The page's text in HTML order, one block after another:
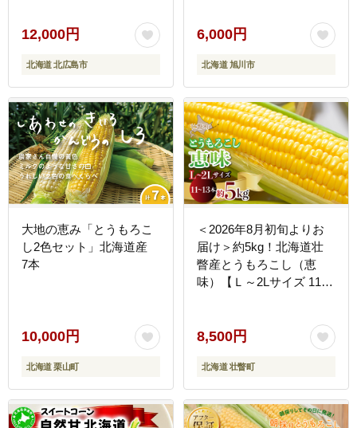
12,000円
北海道 北広島市
北海道産 糖度 生 野菜 ス
イートコーン 産地直送 バ
ーベキュー BBQ コーン
旬 お取り寄せ 旭川市 北
海道 】_05229
6,000円
北海道 旭川市
大地の恵み「とうもろこ
し2色セット」北海道産
7本
10,000円
北海道 栗山町
＜2026年8月初旬よりお
届け＞約5kg！北海道壮
瞥産とうもろこし（恵
味）【Ｌ～2Lサイズ 11～
8,500円
北海道 壮瞥町